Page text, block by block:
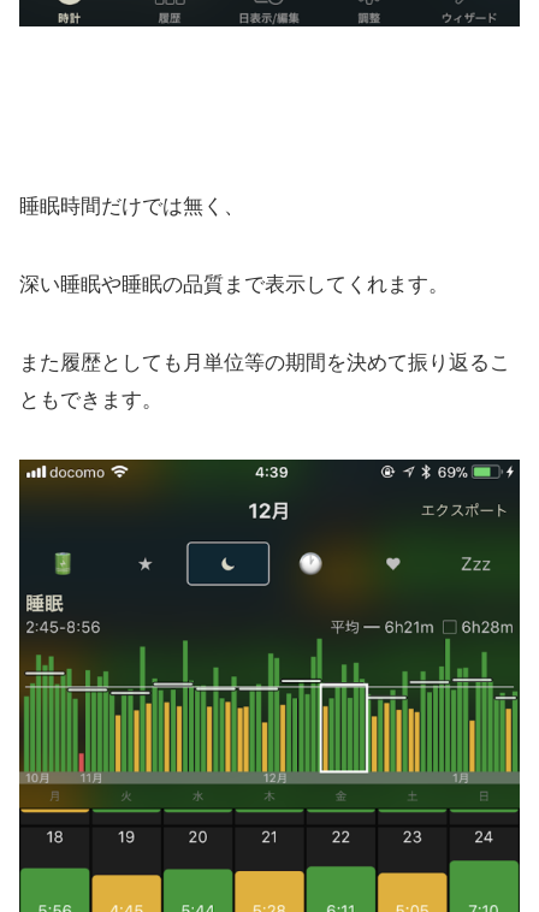
睡眠時間だけでは無く、
深い睡眠や睡眠の品質まで表示してくれます。
また履歴としても月単位等の期間を決めて振り返るこ
ともできます。